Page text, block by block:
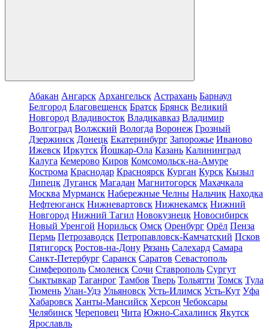
Абакан Ангарск Архангельск Астрахань Барнаул
Белгород Благовещенск Братск Брянск Великий
Новгород Владивосток Владикавказ Владимир
Волгоград Волжский Вологда Воронеж Грозный
Дзержинск Донецк Екатеринбург Запорожье Иваново
Ижевск Иркутск Йошкар-Ола Казань Калининград
Калуга Кемерово Киров Комсомольск-на-Амуре
Кострома Краснодар Красноярск Курган Курск Кызыл
Липецк Луганск Магадан Магнитогорск Махачкала
Москва Мурманск Набережные Челны Нальчик Находка
Нефтеюганск Нижневартовск Нижнекамск Нижний
Новгород Нижний Тагил Новокузнецк Новосибирск
Новый Уренгой Норильск Омск Оренбург Орёл Пенза
Пермь Петрозаводск Петропавловск-Камчатский Псков
Пятигорск Ростов-на-Дону Рязань Салехард Самара
Санкт-Петербург Саранск Саратов Севастополь
Симферополь Смоленск Сочи Ставрополь Сургут
Сыктывкар Таганрог Тамбов Тверь Тольятти Томск Тула
Тюмень Улан-Удэ Ульяновск Усть-Илимск Усть-Кут Уфа
Хабаровск Ханты-Мансийск Херсон Чебоксары
Челябинск Череповец Чита Южно-Сахалинск Якутск
Ярославль